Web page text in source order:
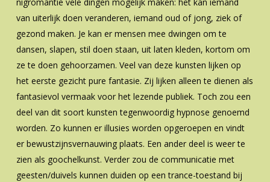
van uiterlijk doen veranderen, iemand oud of jong, ziek of
gezond maken. Je kan er mensen mee dwingen om te
dansen, slapen, stil doen staan, uit laten kleden, kortom om
ze te doen gehoorzamen. Veel van deze kunsten lijken op
het eerste gezicht pure fantasie. Zij lijken alleen te dienen als
fantasievol vermaak voor het lezende publiek. Toch zou een
deel van dit soort kunsten tegenwoordig hypnose genoemd
worden. Zo kunnen er illusies worden opgeroepen en vindt
er bewustzijnsvernauwing plaats. Een ander deel is weer te
zien als goochelkunst. Verder zou de communicatie met
geesten/duivels kunnen duiden op een trance-toestand bij